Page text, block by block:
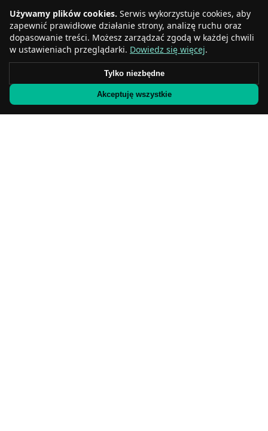
Katowice
Gdynia
Częstochowa
Radom
Rzeszów
Sosnowiec
Gliwice
Używamy plików cookies. Serwis wykorzystuje cookies, aby
zapewnić prawidłowe działanie strony, analizę ruchu oraz
dopasowanie treści. Możesz zarządzać zgodą w każdej chwili
w ustawieniach przeglądarki. Dowiedz się więcej.
Tylko niezbędne
Akceptuję wszystkie